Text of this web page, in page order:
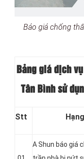
Báo giá chống
Bảng giá dịch
Tân Bình sử
Stt
A Shun báo giá